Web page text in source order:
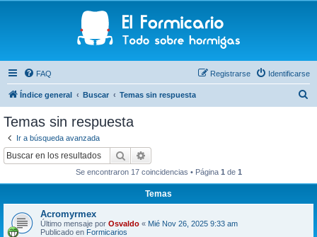
FAQ Identificarse
Registrarse
Índice general Buscar Temas sin respuesta
Temas sin respuesta
Ir a búsqueda avanzada
Buscar
Se encontraron 17 coincidencias • Página 1 de 1
Temas
Acromyrmex
Último mensaje por Osvaldo « Mié Nov 26, 2025 9:33 am
Publicado en Formicarios